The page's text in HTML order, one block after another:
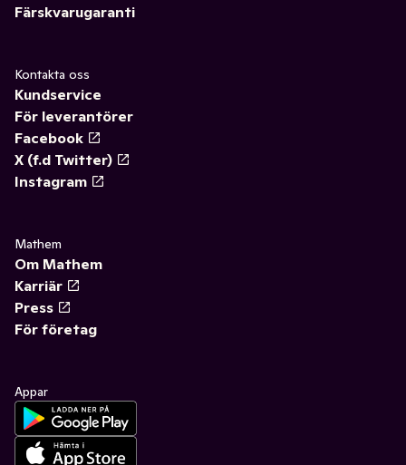
Färskvarugaranti
Kontakta oss
Kundservice
För leverantörer
Facebook
X (f.d Twitter)
Instagram
Mathem
Om Mathem
Karriär
Press
För företag
Appar